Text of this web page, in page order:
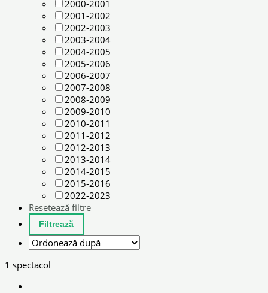
2000-2001
2001-2002
2002-2003
2003-2004
2004-2005
2005-2006
2006-2007
2007-2008
2008-2009
2009-2010
2010-2011
2011-2012
2012-2013
2013-2014
2014-2015
2015-2016
2022-2023
Resetează filtre
1 spectacol